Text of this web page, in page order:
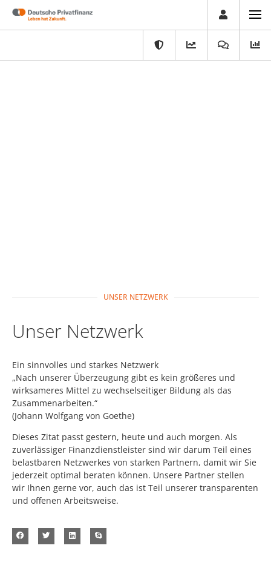
UNSER NETZWERK
Unser Netzwerk
Ein sinnvolles und starkes Netzwerk
„Nach unserer Überzeugung gibt es kein größeres und
wirksameres Mittel zu wechselseitiger Bildung als das
Zusammenarbeiten.“
(Johann Wolfgang von Goethe)
Dieses Zitat passt gestern, heute und auch morgen. Als
zuverlässiger Finanzdienstleister sind wir darum Teil eines
belastbaren Netzwerkes von starken Partnern, damit wir Sie
jederzeit optimal beraten können. Unsere Partner stellen
wir Ihnen gerne vor, auch das ist Teil unserer transparenten
und offenen Arbeitsweise.